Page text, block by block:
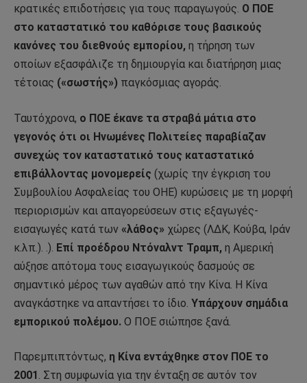
κρατικές επιδοτήσεις για τους παραγωγούς. Ο ΠΟΕ
στο καταστατικό του καθόρισε τους βασικούς
κανόνες του διεθνούς εμπορίου, η τήρηση των
οποίων εξασφάλιζε τη δημιουργία και διατήρηση μιας
τέτοιας («σωστής») παγκόσμιας αγοράς.
Ταυτόχρονα, ο ΠΟΕ έκανε τα στραβά μάτια στο
γεγονός ότι οι Ηνωμένες Πολιτείες παραβίαζαν
συνεχώς τον καταστατικό τους καταστατικό
επιβάλλοντας μονομερείς (χωρίς την έγκριση του
Συμβουλίου Ασφαλείας του ΟΗΕ) κυρώσεις με τη μορφή
περιορισμών και απαγορεύσεων στις εξαγωγές-
εισαγωγές κατά των «λάθος» χώρες (ΛΔΚ, Κούβα, Ιράν
κ.λπ.). .). Επί προέδρου Ντόναλντ Τραμπ, η Αμερική
αύξησε απότομα τους εισαγωγικούς δασμούς σε
σημαντικό μέρος των αγαθών από την Κίνα. Η Κίνα
αναγκάστηκε να απαντήσει το ίδιο. Υπάρχουν σημάδια
εμπορικού πολέμου. Ο ΠΟΕ σιώπησε ξανά.
Παρεμπιπτόντως, η Κίνα εντάχθηκε στον ΠΟΕ το
2001 . Στη συμφωνία για την ένταξη σε αυτόν τον